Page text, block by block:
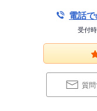
電話で
受付
質問